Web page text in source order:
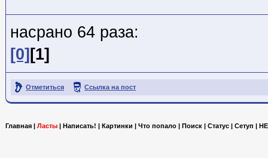
насрано 64 раза:
[0] [1]
Отметиться Ссылка на пост
Главная | Ласты | Написать! | Картинки | Что попало | Поиск | Статус | Сетуп |